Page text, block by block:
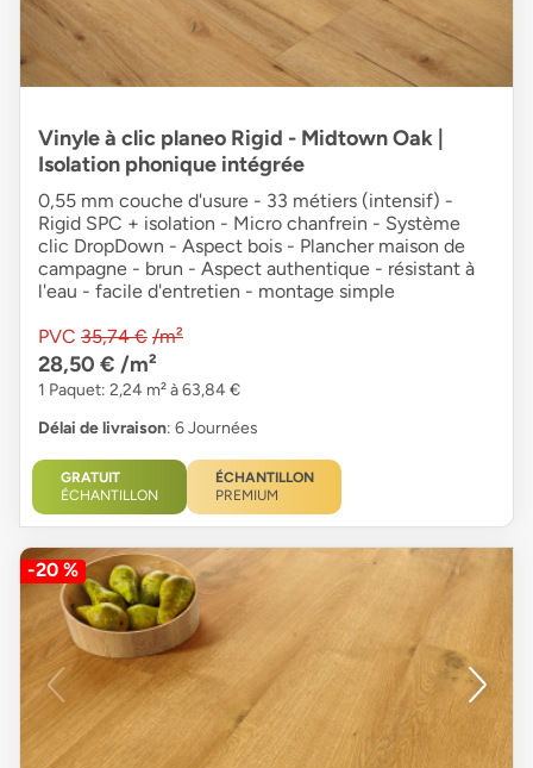
Vinyle à clic planeo Rigid - Midtown Oak |
Isolation phonique intégrée
0,55 mm couche d'usure - 33 métiers (intensif) -
Rigid SPC + isolation - Micro chanfrein - Système
clic DropDown - Aspect bois - Plancher maison de
campagne - brun - Aspect authentique - résistant à
l'eau - facile d'entretien - montage simple
PVC 35,74 € /m²
28,50 € /m²
1 Paquet: 2,24 m² à 63,84 €
Délai de livraison: 6 Journées
GRATUIT
ÉCHANTILLON
ÉCHANTILLON
PREMIUM
-20 %